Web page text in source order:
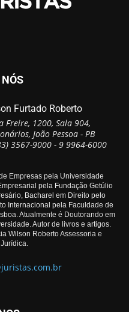
Furtado Roberto
Freire, 1200, Sala 904,
João Pessoa - PB
3567-9000 - 9 9964-6000
Empresas pela Universidade
pela Fundação Getúlio
Bacharel em Direito pelo
Internacional pela Faculdade de
Atualmente é Doutorando em
Autor de livros e artigos.
Wilson Roberto Assessoria e